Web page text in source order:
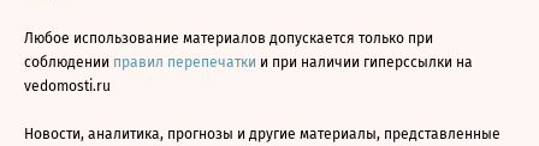
Любое использование материалов допускается только при
соблюдении правил перепечатки и при наличии гиперссылки на
vedomosti.ru
Новости, аналитика, прогнозы и другие материалы, представленные